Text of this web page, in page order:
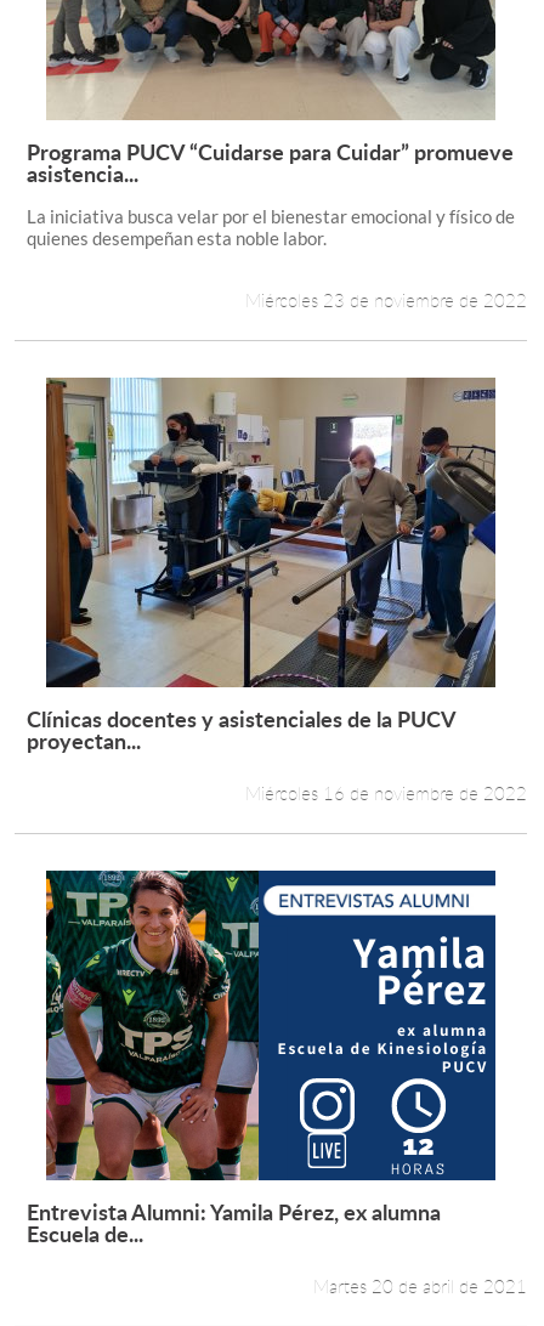
Leer más +
Programa PUCV “Cuidarse para Cuidar” promueve
asistencia...
La iniciativa busca velar por el bienestar emocional y físico de
quienes desempeñan esta noble labor.
Miércoles 23 de noviembre de 2022
Leer más +
Clínicas docentes y asistenciales de la PUCV
proyectan...
Miércoles 16 de noviembre de 2022
Leer más +
Entrevista Alumni: Yamila Pérez, ex alumna
Escuela de...
Martes 20 de abril de 2021